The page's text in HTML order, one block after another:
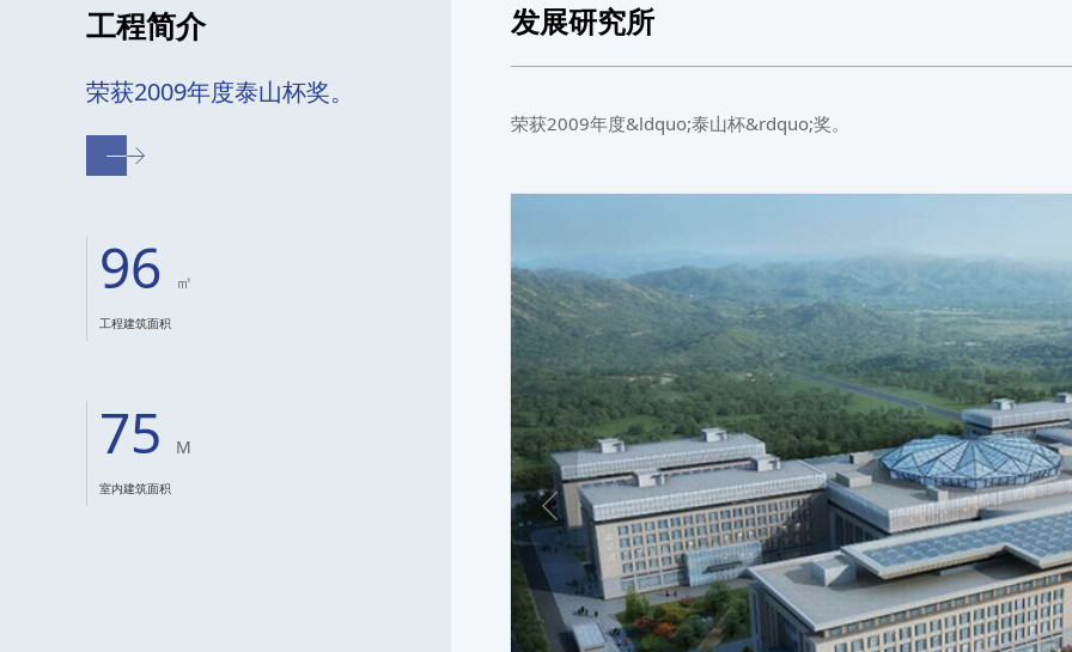
工程简介
荣获2009年度泰山杯奖。
96 ㎡
工程建筑面积
75 M
室内建筑面积
发展研究所
荣获2009年度&ldquo;泰山杯&rdquo;奖。